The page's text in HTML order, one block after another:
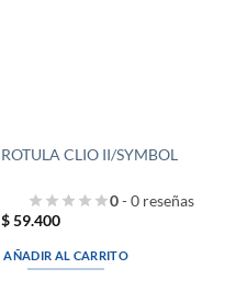
ROTULA CLIO II/SYMBOL
0- 0 reseñas
$59.400
AÑADIR AL CARRITO